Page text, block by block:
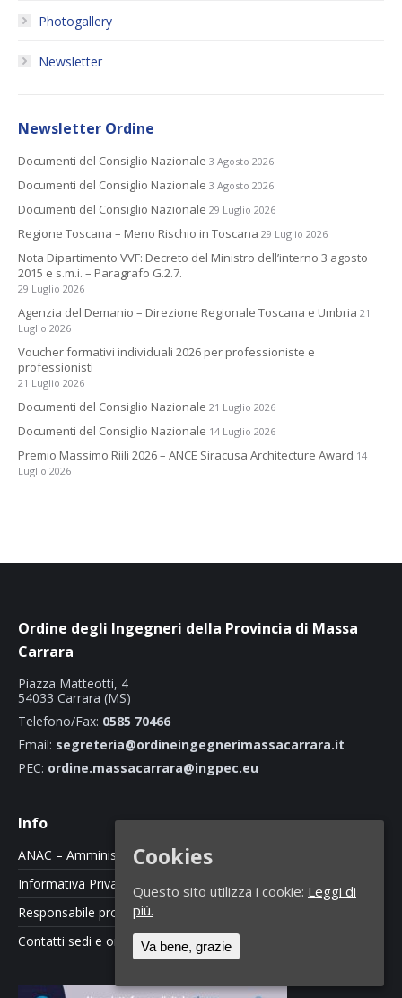
Photogallery
Newsletter
Newsletter Ordine
Documenti del Consiglio Nazionale 3 Agosto 2026
Documenti del Consiglio Nazionale 3 Agosto 2026
Documenti del Consiglio Nazionale 29 Luglio 2026
Regione Toscana – Meno Rischio in Toscana 29 Luglio 2026
Nota Dipartimento VVF: Decreto del Ministro dell’interno 3 agosto
2015 e s.m.i. – Paragrafo G.2.7.
29 Luglio 2026
Agenzia del Demanio – Direzione Regionale Toscana e Umbria 21
Luglio 2026
Voucher formativi individuali 2026 per professioniste e
professionisti
21 Luglio 2026
Documenti del Consiglio Nazionale 21 Luglio 2026
Documenti del Consiglio Nazionale 14 Luglio 2026
Premio Massimo Riili 2026 – ANCE Siracusa Architecture Award 14
Luglio 2026
Ordine degli Ingegneri della Provincia di Massa
Carrara
Piazza Matteotti, 4
54033 Carrara (MS)
Telefono/Fax: 0585 70466
Email: segreteria@ordineingegnerimassacarrara.it
PEC: ordine.massacarrara@ingpec.eu
Info
ANAC – Amministrazione Trasparente
Informativa Privacy e Cookie Policy
Responsabile protezione dati
Contatti sedi e orari
Cookies
Questo sito utilizza i cookie: Leggi di
più.
Va bene, grazie